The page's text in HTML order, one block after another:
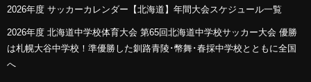
2026年度 サッカーカレンダー【北海道】年間大会スケジュール一覧
2026年度 北海道中学校体育大会 第65回北海道中学校サッカー大会 優勝
は札幌大谷中学校！準優勝した釧路青陵･幣舞･春採中学校とともに全国
へ